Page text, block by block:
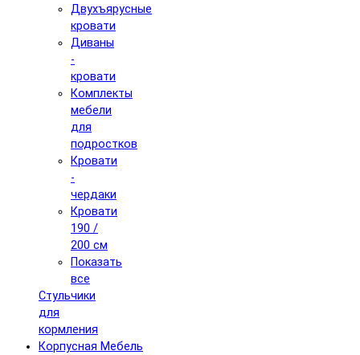
Двухъярусные
кровати
Диваны
-
кровати
Комплекты
мебели
для
подростков
Кровати
-
чердаки
Кровати
190 /
200 см
Показать
все
Стульчики
для
кормления
Корпусная Мебель